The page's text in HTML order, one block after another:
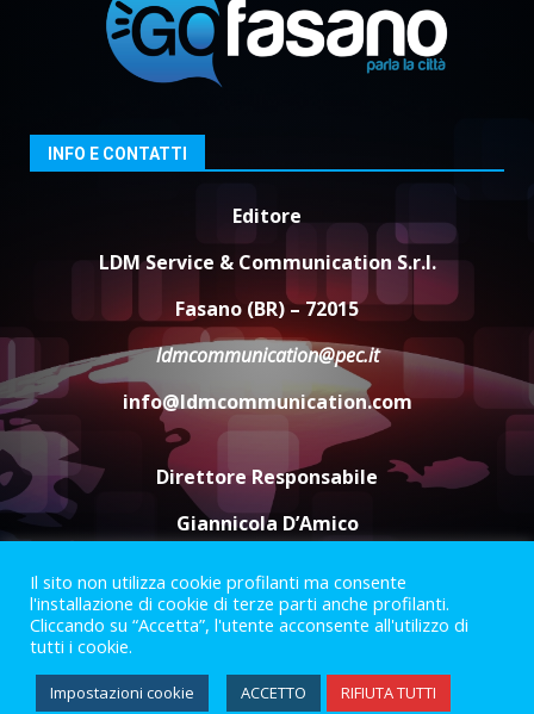
10 Agosto 2026 06:05
3
Grande successo per la “Sagra
9 Agosto 2026 07:32
Serie D, l’Us Fasano non molla e
conferma di voler ricorrere per
ottenere l’iscrizione
8 Agosto 2026 19:55
La Banda Città di Fasano apre
ufficialmente la Festa di
Savelletri
8 Agosto 2026 11:00
INFO E CONTATTI
Editore
LDM Service & Communication S.r.l.
Fasano (BR) – 72015
ldmcommunication@pec.it
info@ldmcommunication.com
Direttore Responsabile
Giannicola D’Amico
Termini e Condizioni
Privacy Policy
Informazioni Legali
Facebook
Instagram
Youtube
Il sito non utilizza cookie profilanti ma consente
l'installazione di cookie di terze parti anche profilanti.
Cliccando su “Accetta”, l'utente acconsente all'utilizzo di
tutti i cookie.
Impostazioni cookie ACCETTO RIFIUTA TUTTI